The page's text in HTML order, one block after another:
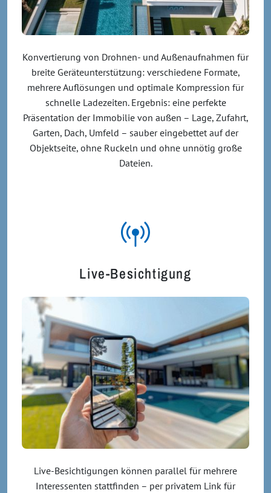
Konvertierung von Drohnen- und Außenaufnahmen für
breite Geräteunterstützung: verschiedene Formate,
mehrere Auflösungen und optimale Kompression für
schnelle Ladezeiten. Ergebnis: eine perfekte
Präsentation der Immobilie von außen – Lage, Zufahrt,
Garten, Dach, Umfeld – sauber eingebettet auf der
Objektseite, ohne Ruckeln und ohne unnötig große
Dateien.
Live-Besichtigung
Live-Besichtigungen können parallel für mehrere
Interessenten stattfinden – per privatem Link für